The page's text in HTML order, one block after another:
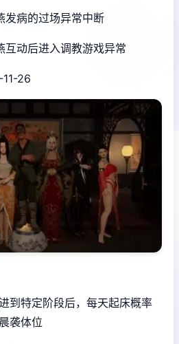
发病的过场异常中断
互动后进入调教游戏异常
26
到特定阶段后，每天起床概率
袭体位